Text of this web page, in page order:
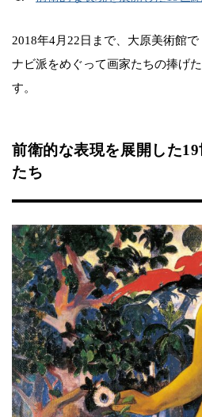
2018年4月22日まで、大原美術館
ナビ派をめぐって画家たちの捧げ
す。
前衛的な表現を展開した19
たち